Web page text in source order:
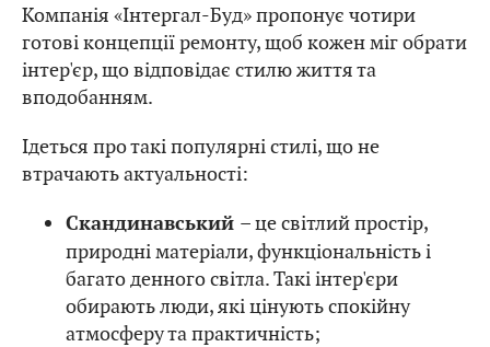
Компанія «Інтергал-Буд» пропонує чотири
готові концепції ремонту, щоб кожен міг обрати
інтер'єр, що відповідає стилю життя та
вподобанням.
Ідеться про такі популярні стилі, що не
втрачають актуальності:
Скандинавський – це світлий простір,
природні матеріали, функціональність і
багато денного світла. Такі інтер'єри
обирають люди, які цінують спокійну
атмосферу та практичність;